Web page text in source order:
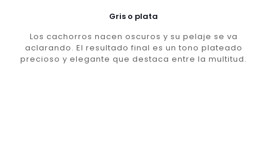
Gris o plata
Los cachorros nacen oscuros y su pelaje se va
aclarando. El resultado final es un tono plateado
precioso y elegante que destaca entre la multitud.